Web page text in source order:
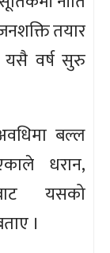
तयार
यसै वर्ष सुरु
बल्ल
धरान,
यसको
।